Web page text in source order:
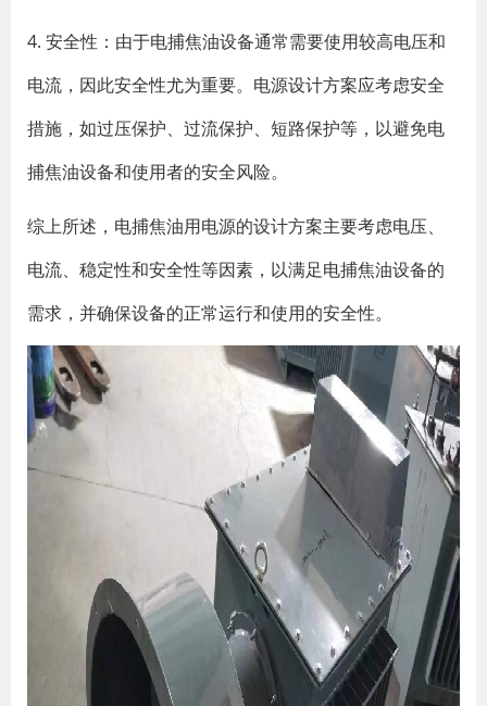
4. 安全性：由于电捕焦油设备通常需要使用较高电压和
电流，因此安全性尤为重要。电源设计方案应考虑安全
措施，如过压保护、过流保护、短路保护等，以避免电
捕焦油设备和使用者的安全风险。
综上所述，电捕焦油用电源的设计方案主要考虑电压、
电流、稳定性和安全性等因素，以满足电捕焦油设备的
需求，并确保设备的正常运行和使用的安全性。